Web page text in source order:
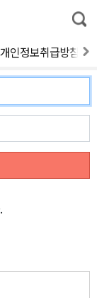
통
합
색
개인정보취급방침